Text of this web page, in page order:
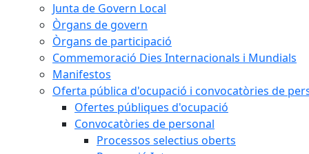
Junta de Govern Local
Òrgans de govern
Òrgans de participació
Commemoració Dies Internacionals i Mundials
Manifestos
Oferta pública d'ocupació i convocatòries de
Ofertes públiques d'ocupació
Convocatòries de personal
Processos selectius oberts